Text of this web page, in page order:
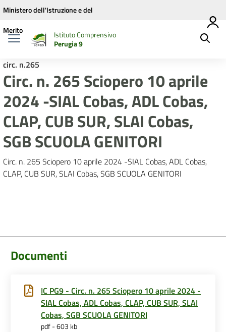
Vai ai contenuti
Vai al menu di navigazione
Vai al footer
Ministero dell'Istruzione e del
Merito
Istituto Comprensivo
Perugia 9
circ. n.265
Circ. n. 265 Sciopero 10 aprile
2024 -SIAL Cobas, ADL Cobas,
CLAP, CUB SUR, SLAI Cobas,
SGB SCUOLA GENITORI
Circ. n. 265 Sciopero 10 aprile 2024 -SIAL Cobas, ADL Cobas,
CLAP, CUB SUR, SLAI Cobas, SGB SCUOLA GENITORI
Documenti
IC PG9 - Circ. n. 265 Sciopero 10 aprile 2024 -
SIAL Cobas, ADL Cobas, CLAP, CUB SUR, SLAI
Cobas, SGB SCUOLA GENITORI
pdf - 603 kb